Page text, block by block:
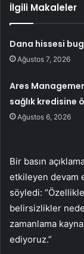
İlgili Makaleler
Dana hissesi
Ağustos 7, 2026
Ares
sağlık kredisine
Ağustos 6, 2026
Bir basın
etkileyen devam
söyledi:
belirsizlikler
zamanlama
ediyoruz.”